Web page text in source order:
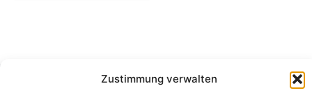
Zustimmung verwalten